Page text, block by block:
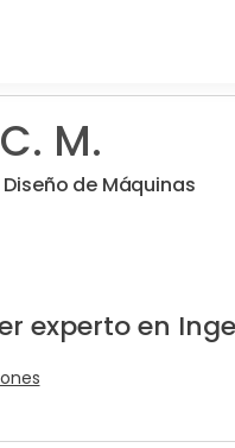
M.
de Máquinas
experto en